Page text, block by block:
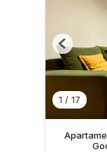
1 / 17
Previous